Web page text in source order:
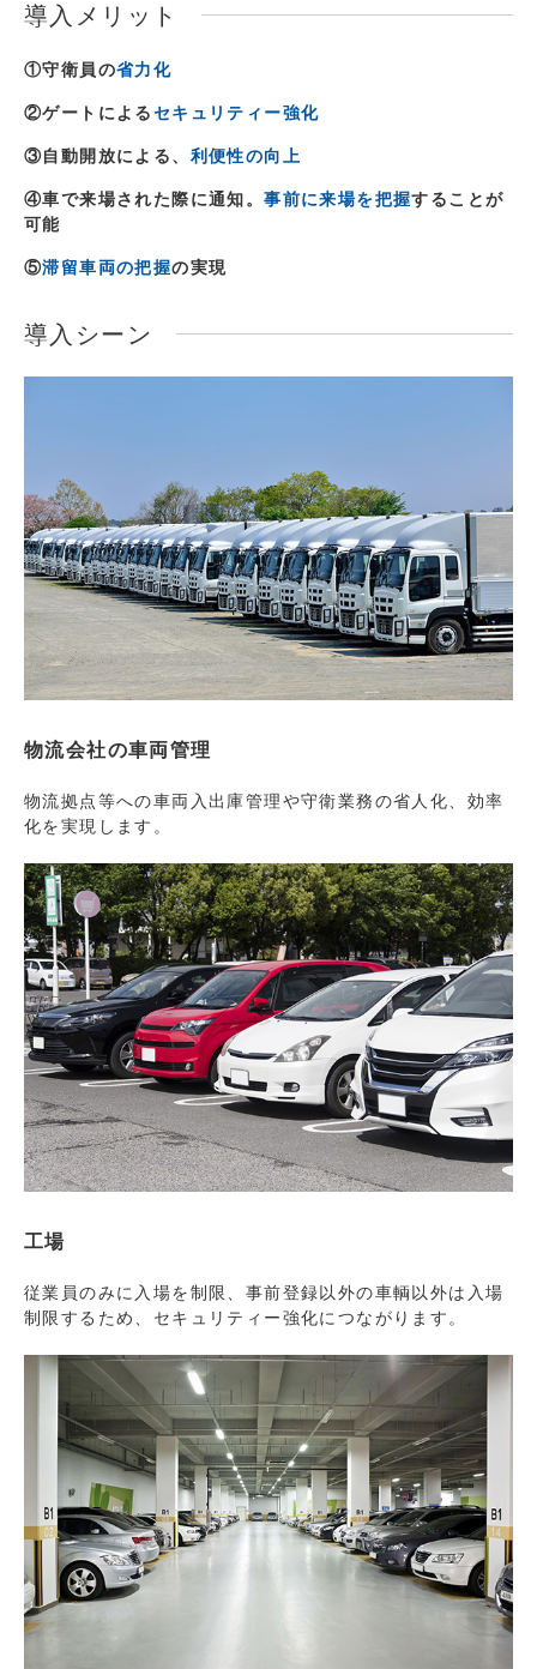
導入メリット
①守衛員の省力化
②ゲートによるセキュリティー強化
③自動開放による、 利便性の向上
④車で来場された際に通知。事前に来場を把握することが
可能
⑤滞留車両の把握の実現
導入シーン
物流会社の車両管理
物流拠点等への車両入出庫管理や守衛業務の省人化、効率
化を実現します。
工場
従業員のみに入場を制限、事前登録以外の車輌以外は入場
制限するため、セキュリティー強化につながります。